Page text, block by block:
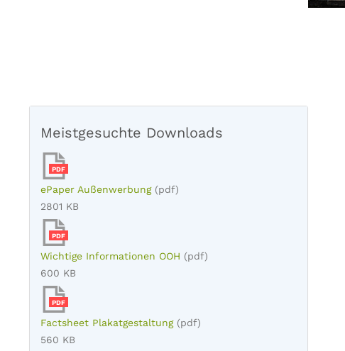
Meistgesuchte Downloads
PDF
ePaper Außenwerbung (pdf)
2801 KB
PDF
Wichtige Informationen OOH (pdf)
600 KB
PDF
Factsheet Plakatgestaltung (pdf)
560 KB